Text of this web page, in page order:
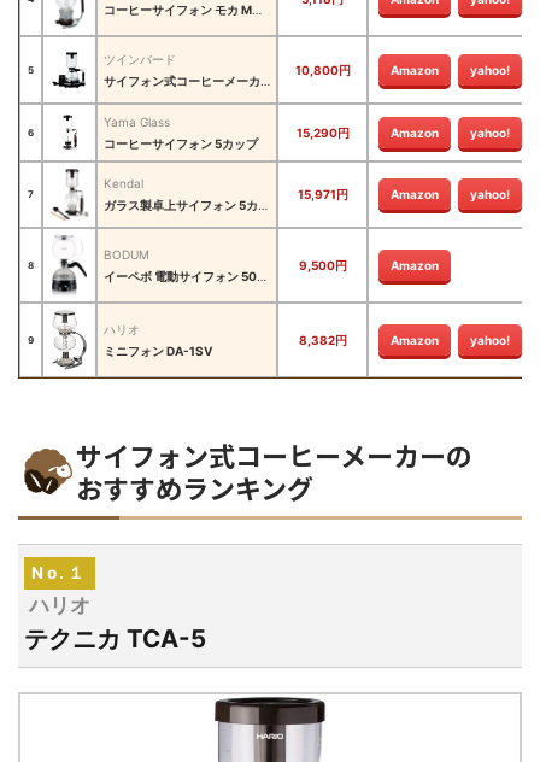
コーヒーサイフォン モカ MCA-3
5
ツインバード
サイフォン式コーヒーメーカー CM-D854
10,800円 Amazon yahoo!
6
Yama Glass
コーヒーサイフォン 5カップ
15,290円 Amazon yahoo!
7
Kendal
ガラス製卓上サイフォン 5カップ
15,971円 Amazon yahoo!
8
BODUM
イーペボ 電動サイフォン 500ml
9,500円 Amazon
9
ハリオ
ミニフォン DA-1SV
8,382円 Amazon yahoo!
サイフォン式コーヒーメーカーの
おすすめランキング
No.１
ハリオ
テクニカ TCA-5